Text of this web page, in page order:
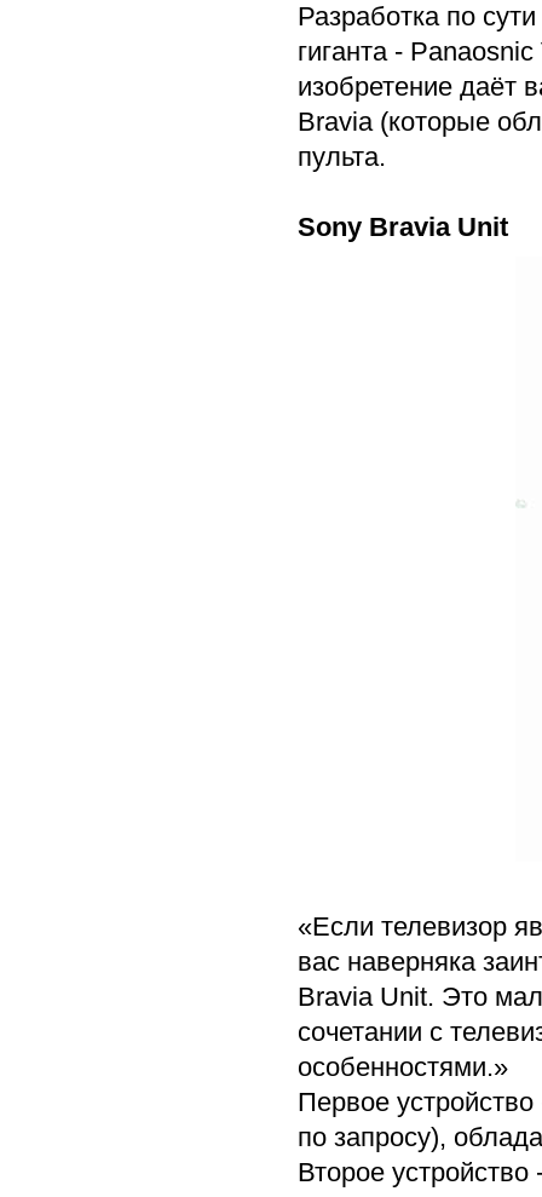
Разработка по
гиганта -
изобретение даёт
Bravia (которые
пульта.
Sony Bravia Unit
«Если телевизор
вас наверняка
Bravia Unit. Это
сочетании с
особенностями.»
Первое
по запросу),
Второе